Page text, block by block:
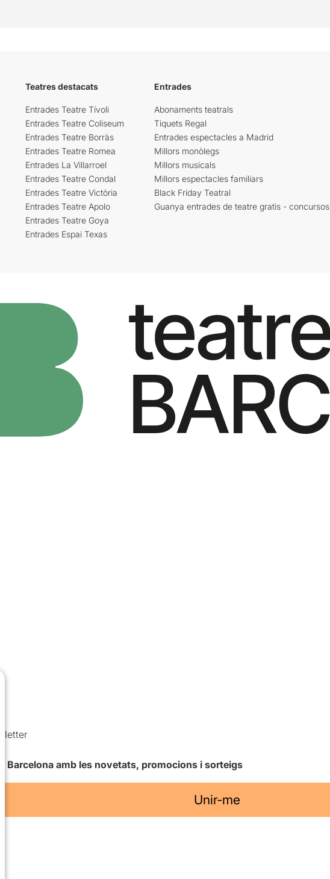
Teatres destacats
Entrades Teatre Tívoli
Entrades Teatre Coliseum
Entrades Teatre Borràs
Entrades Teatre Romea
Entrades La Villarroel
Entrades Teatre Condal
Entrades Teatre Victòria
Entrades Teatre Apolo
Entrades Teatre Goya
Entrades Espai Texas
Entrades
Abonaments teatrals
Tiquets Regal
Entrades espectacles a Madrid
Millors monòlegs
Millors musicals
Millors espectacles familiars
Black Friday Teatral
Guanya entrades de teatre gratis - concursos
Barcelona amb les novetats, promocions i sorteigs
Unir-me